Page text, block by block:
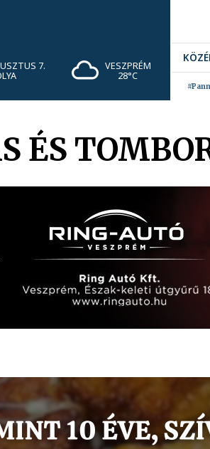
7. VESZPRÉM
28°C
ÉS